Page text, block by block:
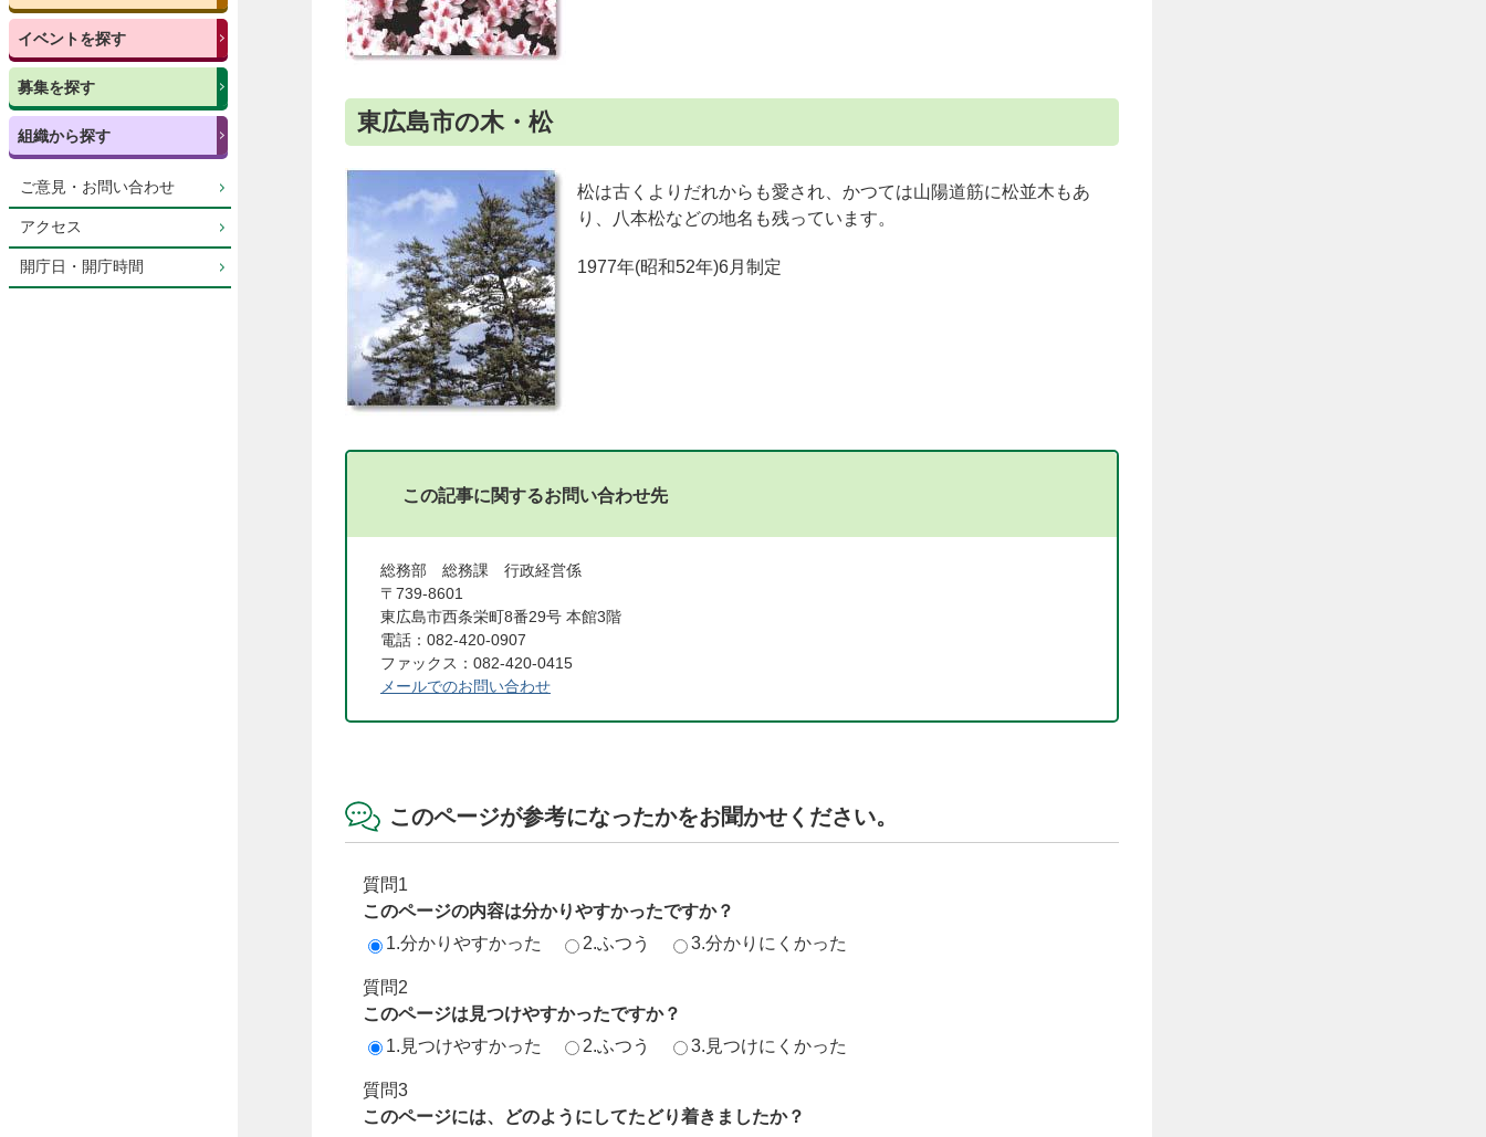
イベントを探す
募集を探す
組織から探す
ご意見・お問い合わせ
アクセス
開庁日・開庁時間
東広島市の木・松
松は古くよりだれからも愛され、かつては山陽道筋に松並木もあ
り、八本松などの地名も残っています。
1977年(昭和52年)6月制定
この記事に関するお問い合わせ先
総務部 総務課 行政経営係
〒739-8601
東広島市西条栄町8番29号 本館3階
電話：082-420-0907
ファックス：082-420-0415
メールでのお問い合わせ
このページが参考になったかをお聞かせください。
質問1
このページの内容は分かりやすかったですか？
1.分かりやすかった
2.ふつう 3.分かりにくかった
質問2
このページは見つけやすかったですか？
1.見つけやすかった
2.ふつう 3.見つけにくかった
質問3
このページには、どのようにしてたどり着きましたか？